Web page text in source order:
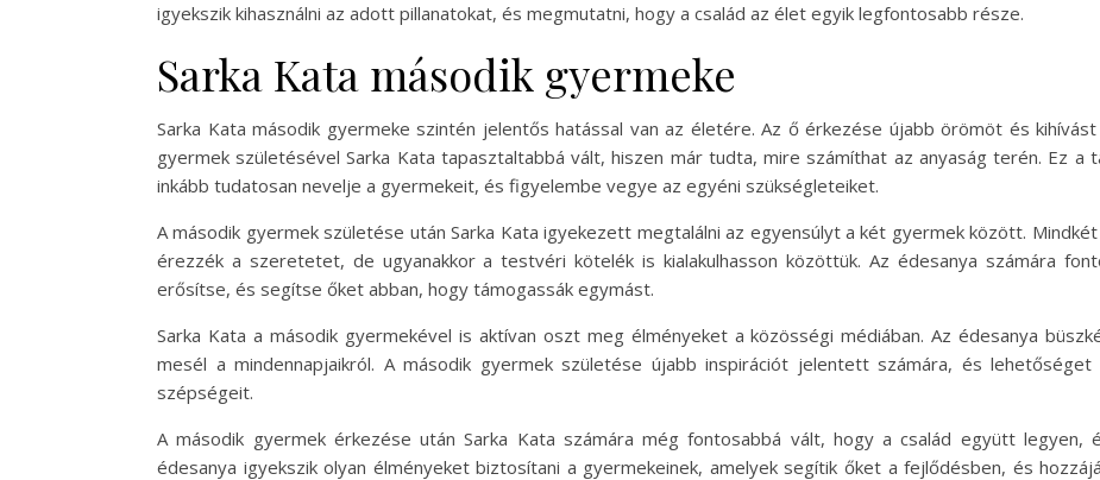
igyekszik kihasználni az adott pillanatokat, és megmutatni, hogy a család az élet egyik legfontosabb része.
Sarka Kata második gyermeke
Sarka Kata második gyermeke szintén jelentős hatással van az életére. Az ő érkezése újabb örömöt és
gyermek születésével Sarka Kata tapasztaltabbá vált, hiszen már tudta, mire számíthat az anyaság terén. Ez
inkább tudatosan nevelje a gyermekeit, és figyelembe vegye az egyéni szükségleteiket.
A második gyermek születése után Sarka Kata igyekezett megtalálni az egyensúlyt a két gyermek között.
érezzék a szeretetet, de ugyanakkor a testvéri kötelék is kialakulhasson közöttük. Az édesanya számára
erősítse, és segítse őket abban, hogy támogassák egymást.
Sarka Kata a második gyermekével is aktívan oszt meg élményeket a közösségi médiában. Az édesanya
mesél a mindennapjaikról. A második gyermek születése újabb inspirációt jelentett számára, és
szépségeit.
A második gyermek érkezése után Sarka Kata számára még fontosabbá vált, hogy a család együtt legyen,
édesanya igyekszik olyan élményeket biztosítani a gyermekeinek, amelyek segítik őket a fejlődésben, és